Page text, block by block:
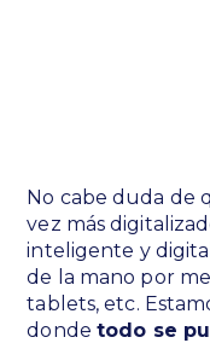
No cabe duda de
vez más
inteligente y
de la mano por
tablets, etc.
donde todo se